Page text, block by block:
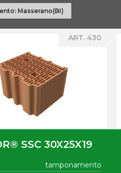
Masserano(BI)
ART. 430
SSC 30X25X19
tamponamento